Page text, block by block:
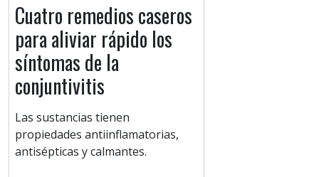
Cuatro remedios caseros
para aliviar rápido los
síntomas de la
conjuntivitis
Las sustancias tienen
propiedades antiinflamatorias,
antisépticas y calmantes.